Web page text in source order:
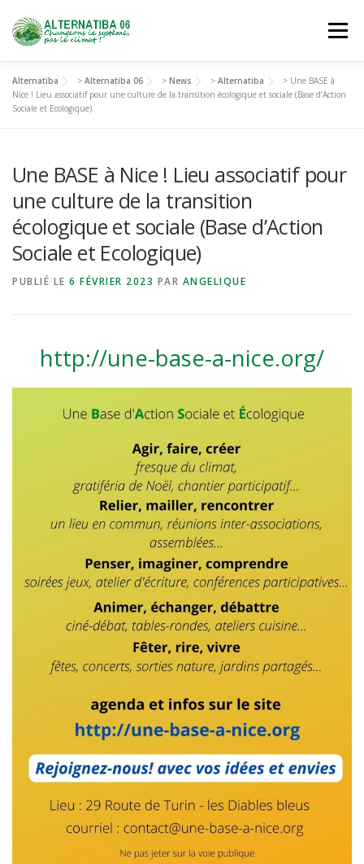
contenu
Menu
NOUS DÉCOUVRIR AGIR SE FORMER
Alternatiba > Alternatiba 06 > News > Alternatiba > Une BASE à
Nice ! Lieu associatif pour une culture de la transition écologique et sociale (Base d’Action
Sociale et Ecologique)
Une BASE à Nice ! Lieu associatif pour
une culture de la transition
écologique et sociale (Base d’Action
Sociale et Ecologique)
PUBLIÉ LE 6 FÉVRIER 2023 PAR ANGELIQUE
http://une-base-a-nice.org/